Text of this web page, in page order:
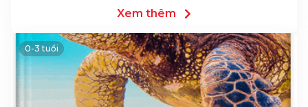
Xem thêm
0-3 tuổi